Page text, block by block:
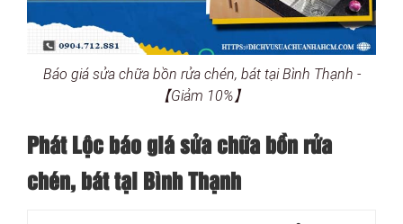
Báo giá sửa chữa bồn rửa chén, bát tại Bình Thạnh -
【Giảm 10%】
Phát Lộc báo giá sửa chữa bồn rửa
chén, bát tại Bình Thạnh